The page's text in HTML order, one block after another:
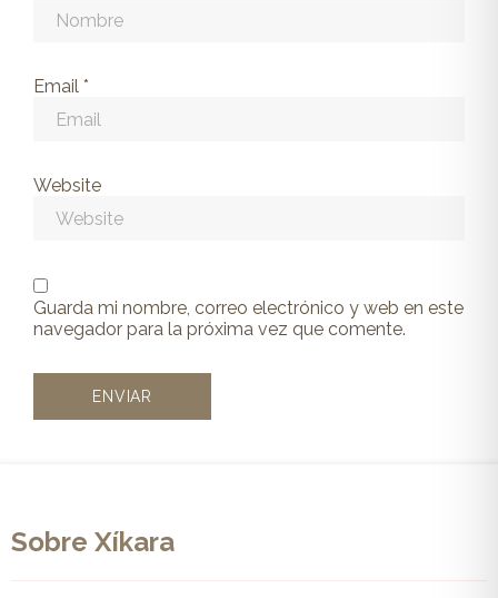
Email *
Website
Guarda mi nombre, correo electrónico y web en este
navegador para la próxima vez que comente.
Sobre Xíkara